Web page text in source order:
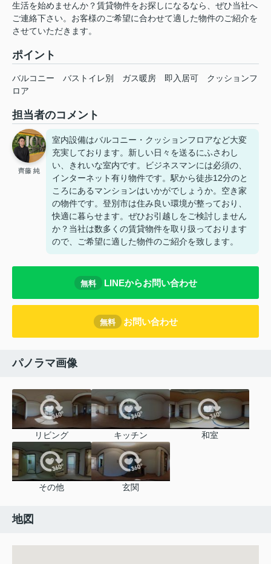
生活を始めませんか？賃貸物件をお探しになるなら、ぜひ当社へ
ご連絡下さい。お客様のご希望に合わせて適した物件のご紹介を
させていただきます。
ポイント
バルコニー バストイレ別 ガス暖房 即入居可
クッションフ
ロア
担当者のコメント
齊藤 純
室内設備はバルコニー・クッションフロアなど大変
充実しております。新しい日々を送るにふさわし
い、きれいな室内です。ビジネスマンには必須の、
インターネット有り物件です。駅から徒歩12分のと
ころにあるマンションはいかがでしょうか。空き家
の物件です。登別市は住み良い環境が整っており、
快適に暮らせます。ぜひお引越しをご検討しません
か？当社は数多くの賃貸物件を取り扱っております
ので、ご希望に適した物件のご紹介を致します。
無料 LINEからお問い合わせ
無料 お問い合わせ
パノラマ画像
リビング キッチン 和室
その他 玄関
地図